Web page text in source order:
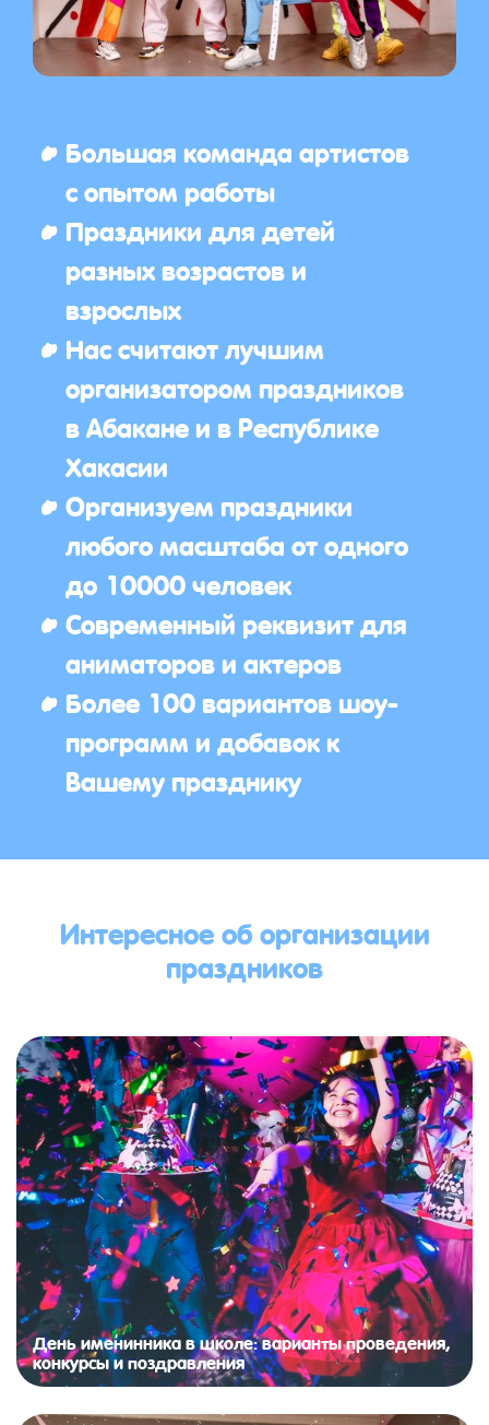
Большая команда артистов
с опытом работы
Праздники для детей
разных возрастов и
взрослых
Нас считают лучшим
организатором праздников
в Абакане и в Республике
Хакасии
Организуем праздники
любого масштаба от одного
до 10000 человек
Современный реквизит для
аниматоров и актеров
Более 100 вариантов шоу-
программ и добавок к
Вашему празднику
Интересное об организации
праздников
День именинника в школе: варианты проведения,
конкурсы и поздравления